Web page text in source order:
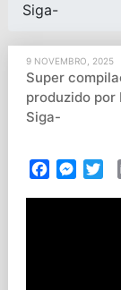
Siga-
9 NOVEMBRO, 2025
Super
produzido por
Siga-
Facebook